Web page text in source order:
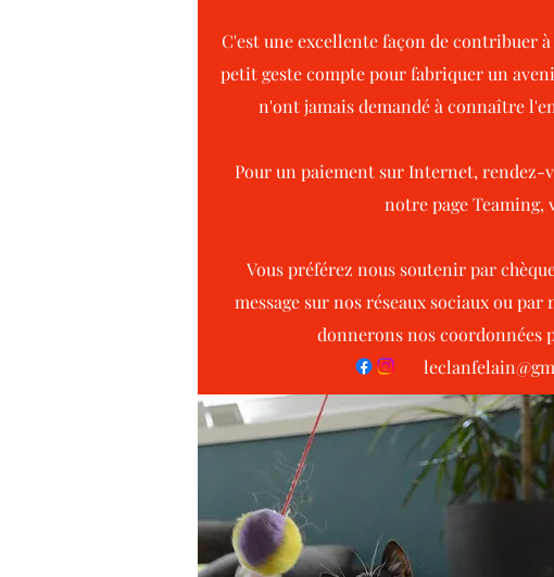
C'est une excellente façon de contribuer
petit geste compte pour fabriquer un
n'ont jamais demandé à connaître
Pour un paiement sur Internet, rendez-
notre page Teaming,
Vous préférez nous soutenir par
message sur nos réseaux sociaux ou
donnerons nos coordonnées